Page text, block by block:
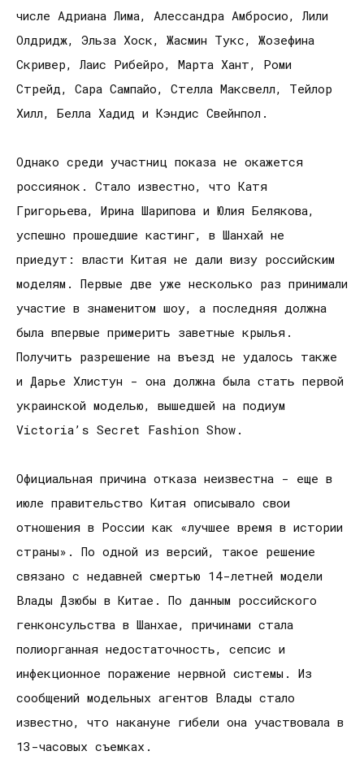
числе Адриана Лима, Алессандра Амбросио, Лили
Олдридж, Эльза Хоск, Жасмин Тукс, Жозефина
Скривер, Лаис Рибейро, Марта Хант, Роми
Стрейд, Сара Сампайо, Стелла Максвелл, Тейлор
Хилл, Белла Хадид и Кэндис Свейнпол.
Однако среди участниц показа не окажется
россиянок. Стало известно, что Катя
Григорьева, Ирина Шарипова и Юлия Белякова,
успешно прошедшие кастинг, в Шанхай не
приедут: власти Китая не дали визу российским
моделям. Первые две уже несколько раз принимали
участие в знаменитом шоу, а последняя должна
была впервые примерить заветные крылья.
Получить разрешение на въезд не удалось также
и Дарье Хлистун - она должна была стать первой
украинской моделью, вышедшей на подиум
Victoria’s Secret Fashion Show.
Официальная причина отказа неизвестна - еще в
июле правительство Китая описывало свои
отношения в России как «лучшее время в истории
страны». По одной из версий, такое решение
связано с недавней смертью 14-летней модели
Влады Дзюбы в Китае. По данным российского
генконсульства в Шанхае, причинами стала
полиорганная недостаточность, сепсис и
инфекционное поражение нервной системы. Из
сообщений модельных агентов Влады стало
известно, что накануне гибели она участвовала в
13-часовых съемках.